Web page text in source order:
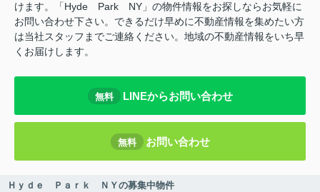
けます。「Hyde Park NY」の物件情報をお探しならお気軽に
お問い合わせ下さい。できるだけ早めに不動産情報を集めたい方
は当社スタッフまでご連絡ください。地域の不動産情報をいち早
くお届けします。
無料 LINEからお問い合わせ
無料 お問い合わせ
Ｈｙｄｅ Ｐａｒｋ ＮＹの募集中物件